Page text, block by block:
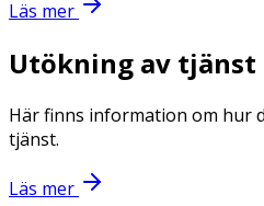
Läs mer
Utökning av tjänst
Här finns information om hur
tjänst.
Läs mer